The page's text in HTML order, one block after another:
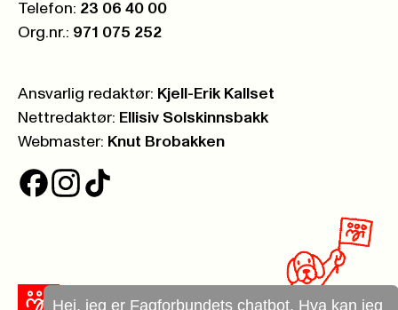
Hei, jeg er Fagforbundets chatbot. Hva kan jeg
Telefon: 23 06 40 00
Org.nr.: 971 075 252
Ansvarlig redaktør: Kjell-Erik Kallset
Nettredaktør: Ellisiv Solskinnsbakk
Webmaster: Knut Brobakken